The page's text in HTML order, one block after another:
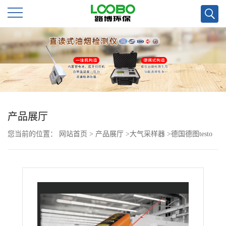
公
司
首
页
公
产品展厅
您当前的位置： 网站首页 > 产品展厅 >大气采样器 >德国德图testo